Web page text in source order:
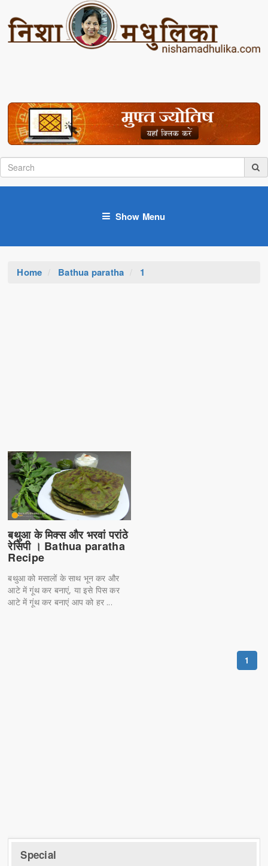
Show Menu
Home Bathua paratha 1
बथुआ के मिक्स और भरवां परांठे
रेसिपी । Bathua paratha
Recipe
बथुआ को मसालों के साथ भून कर और
आटे में गूंथ कर बनाएं, या इसे पिस कर
आटे में गूंथ कर बनाएं आप को हर ...
1
Special